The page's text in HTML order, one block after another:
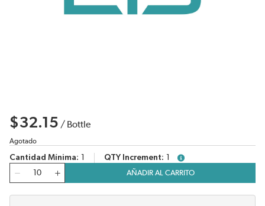
$32.15 / Bottle
Agotado
Cantidad Mínima QTY Increment
more info
Cantidad
AÑADIR AL CARRITO